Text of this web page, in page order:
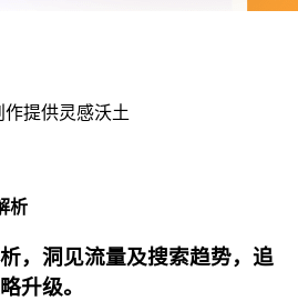
提供灵感沃土
析
，洞见流量及搜索趋势，追
升级。